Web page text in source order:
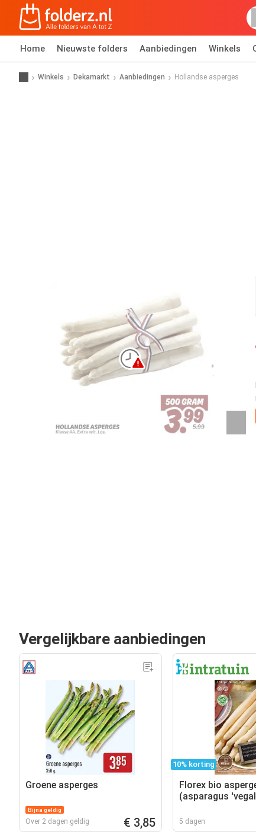
Home Nieuwste folders Aanbiedingen Winkels
Winkels Dekamarkt Aanbiedingen Hollandse asperges
Vergelijkbare aanbiedingen
Groene asperges
Bijna geldig
Over 2 dagen geldig € 3,85
10% korting
Florex bio
(asparagus
5 dagen